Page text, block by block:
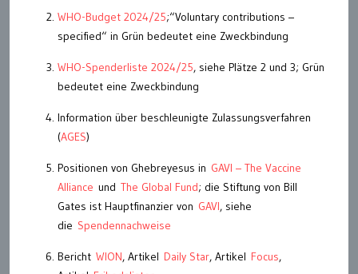
WHO-Budget 2024/25;“Voluntary contributions –
specified“ in Grün bedeutet eine Zweckbindung
WHO-Spenderliste 2024/25, siehe Plätze 2 und 3; Grün
bedeutet eine Zweckbindung
Information über beschleunigte Zulassungsverfahren
(AGES)
Positionen von Ghebreyesus in GAVI – The Vaccine
Alliance und The Global Fund; die Stiftung von Bill
Gates ist Hauptfinanzier von GAVI, siehe
die Spendennachweise
Bericht WION, Artikel Daily Star, Artikel Focus,